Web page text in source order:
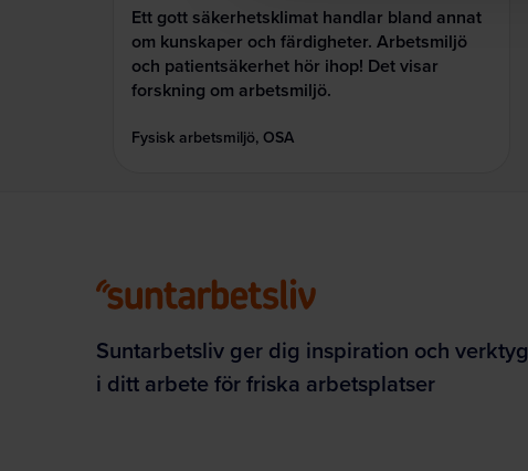
Ett gott säkerhetsklimat handlar bland annat
om kunskaper och färdigheter. Arbetsmiljö
och patientsäkerhet hör ihop! Det visar
forskning om arbetsmiljö.
Fysisk arbetsmiljö, OSA
Suntarbetsliv ger dig inspiration och verktyg
i ditt arbete för friska arbetsplatser